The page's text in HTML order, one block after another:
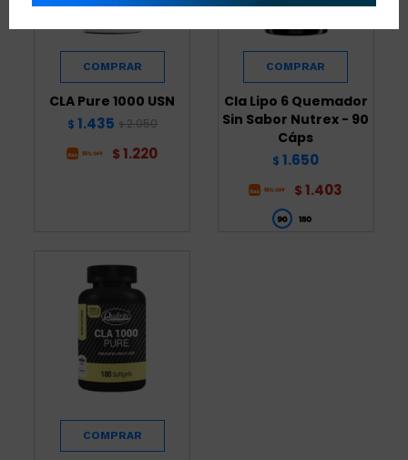
CLA Pure 1000 USN
$ 1.435 $ 2.050
$ 1.220
Cla Lipo 6 Quemador
Sin Sabor Nutrex - 90
Cáps
$ 1.650
$ 1.403